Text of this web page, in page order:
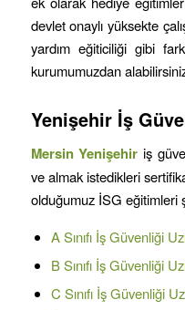
devlet onaylı yüksekte
yardım eğiticiliği gibi
kurumumuzdan
Yenişehir İş
MersinYenişehiriş
ve almak istedikleri
olduğumuz İSG eğitimleri
A Sınıfı İş Güvenliği
B Sınıfı İş Güvenliği
C Sınıfı İş Güvenliği